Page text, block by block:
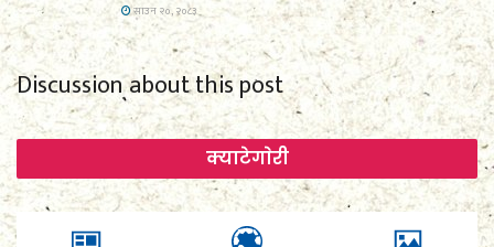
साउन २०, २०८३
Discussion about this post
क्याटेगाेरी